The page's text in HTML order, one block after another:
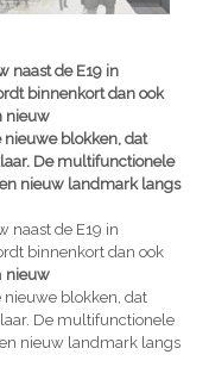
naast de E19 in
binnenkort dan ook
nieuw
blokken, dat
De multifunctionele
nieuw landmark langs
naast de E19 in
binnenkort dan ook
nieuw
nieuwe blokken, dat
De multifunctionele
nieuw landmark langs